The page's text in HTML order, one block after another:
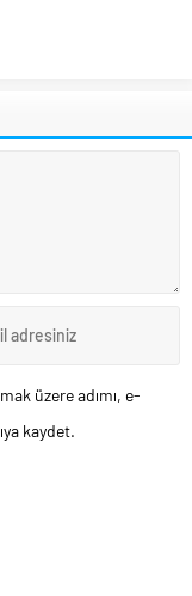
üzere adımı, e-
kaydet.